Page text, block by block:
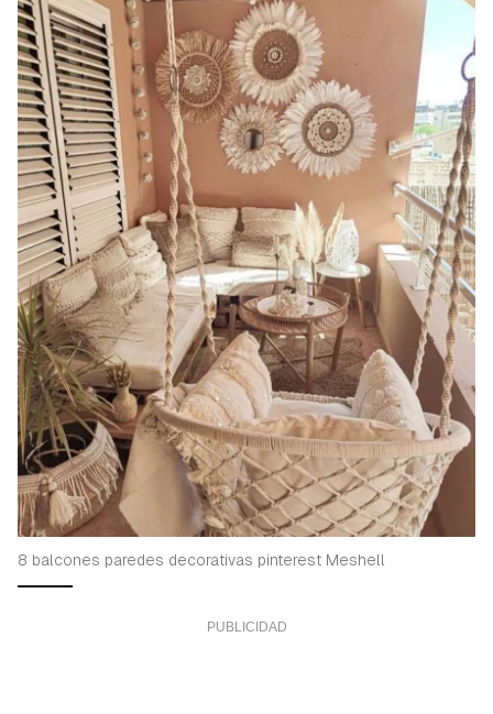
8 balcones paredes decorativas pinterest Meshell